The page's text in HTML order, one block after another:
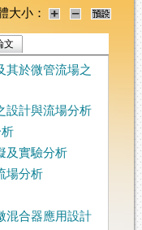
大小：
文
其於微管流場之
設計與流場分析
及實驗分析
場分析
混合器應用設計